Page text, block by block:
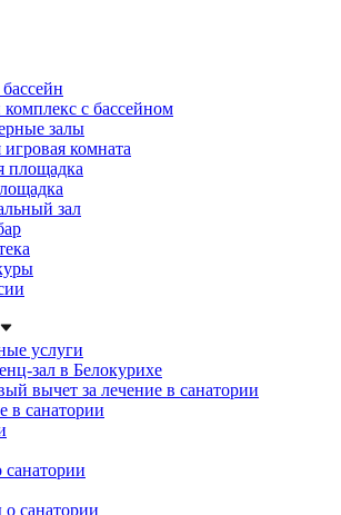
с бассейном
залы
игровая комната
площадка
зал
услуги
зал в Белокурихе
вычет за лечение в санатории
в санатории
санатории